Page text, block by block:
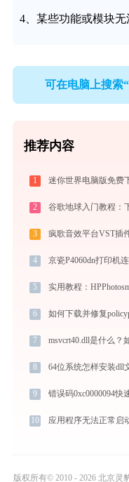
4、某些功能或模块无
可在电脑上搜索
推荐内容
1
2 谷歌地球入门教程：
3 疯歌音效平台VST插
4 京瓷P4060dn打印机
5
6 如何下载并修复
7 msvcrt40.dll是什么？
8 64位系统怎样安装dll
9 错误码0xc0000094快
10 应用程序无法正常启
版权所有© 2010 - 2026 北京灵